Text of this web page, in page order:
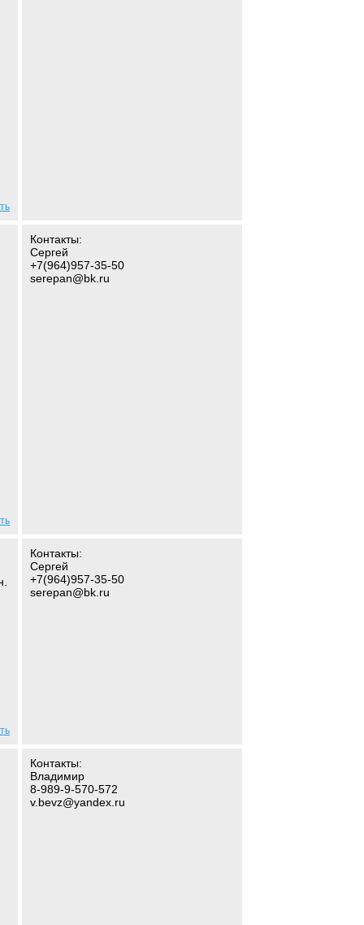
Контакты:
Сергей
+7(964)957-35-50
serepan@bk.ru
Контакты:
Сергей
+7(964)957-35-50
serepan@bk.ru
Контакты:
Владимир
8-989-9-570-572
v.bevz@yandex.ru